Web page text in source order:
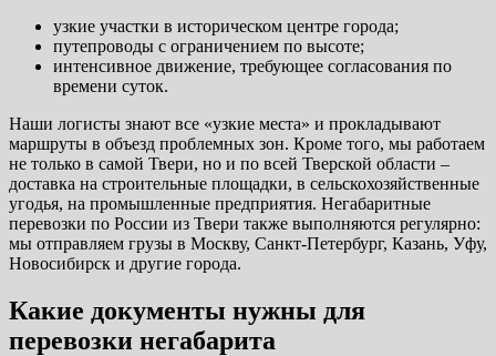
узкие участки в историческом центре города;
путепроводы с ограничением по высоте;
интенсивное движение, требующее согласования по
времени суток.
Наши логисты знают все «узкие места» и прокладывают
маршруты в объезд проблемных зон. Кроме того, мы работаем
не только в самой Твери, но и по всей Тверской области –
доставка на строительные площадки, в сельскохозяйственные
угодья, на промышленные предприятия. Негабаритные
перевозки по России из Твери также выполняются регулярно:
мы отправляем грузы в Москву, Санкт-Петербург, Казань, Уфу,
Новосибирск и другие города.
Какие документы нужны для
перевозки негабарита